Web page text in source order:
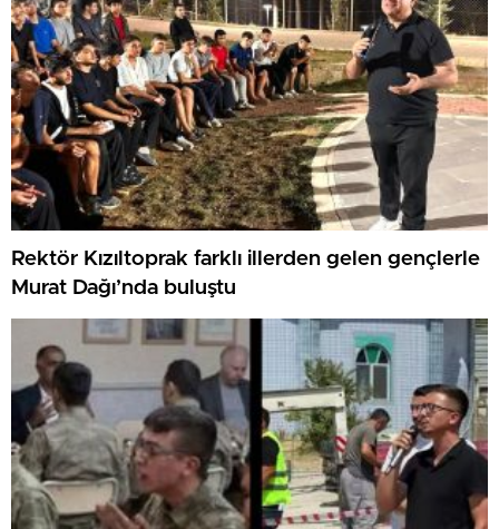
Rektör Kızıltoprak farklı illerden gelen gençlerle
Murat Dağı’nda buluştu